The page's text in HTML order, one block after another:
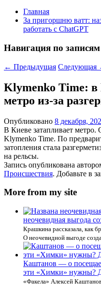
Главная
За пригоршню ватт:
работать с ChatGPT
Навигация по записям
← Предыдущая Следующая
Klymenko Time: в
метро из-за
Опубликовано 8 декабря,
В Киеве затапливает метро.
Klymenko Time. По
затопления стала
на рельсы.
Запись опубликована
Происшествия. Добавьте в
More from my site
неочевидная выгода
Крашкина рассказала, как
О неочевидной выгоде
Каштанов — о
эти «Химки» нужны?
«Факела» Алексей